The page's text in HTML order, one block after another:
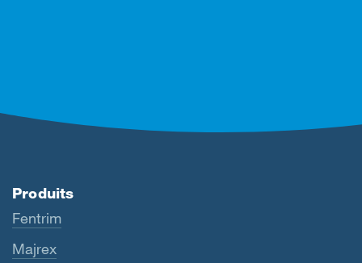
Produits
Fentrim
Majrex